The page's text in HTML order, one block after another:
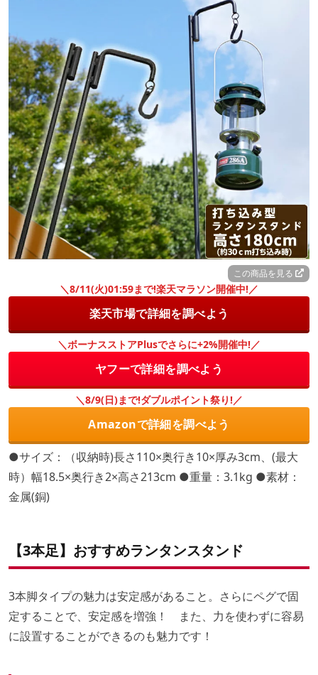
この商品を見る
＼8/11(火)01:59まで!楽天マラソン開催中!／
楽天市場で詳細を調べよう
＼ボーナスストアPlusでさらに+2%開催中!／
ヤフーで詳細を調べよう
＼8/9(日)まで!ダブルポイント祭り!／
Amazonで詳細を調べよう
●サイズ：（収納時)長さ110×奥行き10×厚み3cm、(最大
時）幅18.5×奥行き2×高さ213cm ●重量：3.1kg ●素材：
金属(銅)
【3本足】おすすめランタンスタンド
3本脚タイプの魅力は安定感があること。さらにペグで固
定することで、安定感を増強！ また、力を使わずに容易
に設置することができるのも魅力です！